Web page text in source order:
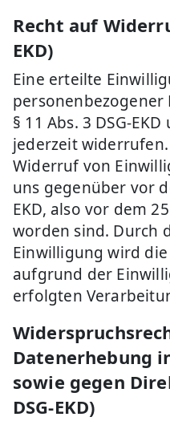
Recht auf
EKD)
Eine erteilte
personenbezogener
§ 11 Abs. 3 DSG-
jederzeit
Widerruf von
uns gegenüber vor
EKD, also vor dem
worden sind. Durch
Einwilligung wird
aufgrund der
erfolgten
Datenerhebung
sowie gegen
DSG-EKD)